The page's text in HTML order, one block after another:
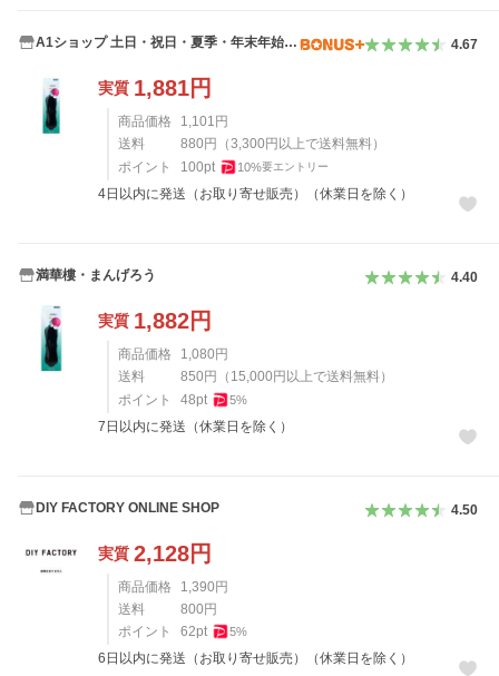
A1ショップ 土日・祝日・夏季・年末年始休
4.67
実質 1,881円
商品価格 1,101 円
送料
880 円 （3,300 円以上で送料無料）
ポイント
100pt 10%要エントリー
4日以内に発送（お取り寄せ販売）（休業日を除く）
満華樓・まんげろう 4.40
実質 1,882円
商品価格 1,080 円
送料
850 円 （ 15,000 円以上で送料無料）
ポイント
48pt 5%
7日以内に発送（休業日を除く）
DIY FACTORY ONLINE SHOP 4.50
実質 2,128円
商品価格 1,390 円
送料
800 円
ポイント
62pt 5%
6日以内に発送（お取り寄せ販売）（休業日を除く）